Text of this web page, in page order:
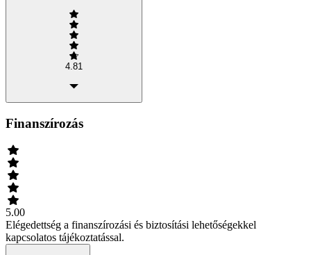
4.81
Finanszírozás
5.00
Elégedettség a finanszírozási és biztosítási lehetőségekkel
kapcsolatos tájékoztatással.